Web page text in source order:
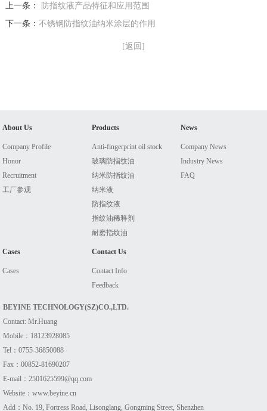
上一条：
防指纹液产品特征和应用范围
下一条： 不锈钢防指纹油纳米涂层的作用
[返回]
About Us
Company Profile
Honor
Recruitment
工厂参观
Products
Anti-fingerprint oil stock
玻璃防指纹油
纳米防指纹油
纳米液
防指纹液
指纹油稀释剂
耐磨指纹油
News
Company News
Industry News
FAQ
Cases
Cases
Contact Us
Contact Info
Feedback
BEYINE TECHNOLOGY(SZ)CO.,LTD.
Contact: Mr.Huang
Mobile：18123928085
Tel：0755-36850088
Fax：00852-81690207
E-mail：2501625599@qq.com
Website：www.beyine.cn
Add：No. 19, Fortress Road, Lisonglang, Gongming Street, Shenzhen